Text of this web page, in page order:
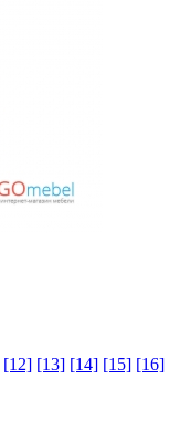
[12] [13] [14] [15] [16]